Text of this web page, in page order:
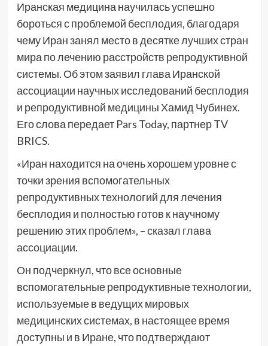
Иранская медицина научилась успешно
бороться с проблемой бесплодия, благодаря
чему Иран занял место в десятке лучших стран
мира по лечению расстройств репродуктивной
системы. Об этом заявил глава Иранской
ассоциации научных исследований бесплодия
и репродуктивной медицины Хамид Чубинех.
Его слова передает Pars Today, партнер TV
BRICS.
«Иран находится на очень хорошем уровне с
точки зрения вспомогательных
репродуктивных технологий для лечения
бесплодия и полностью готов к научному
решению этих проблем», – сказал глава
ассоциации.
Он подчеркнул, что все основные
вспомогательные репродуктивные технологии,
используемые в ведущих мировых
медицинских системах, в настоящее время
доступны и в Иране, что подтверждают